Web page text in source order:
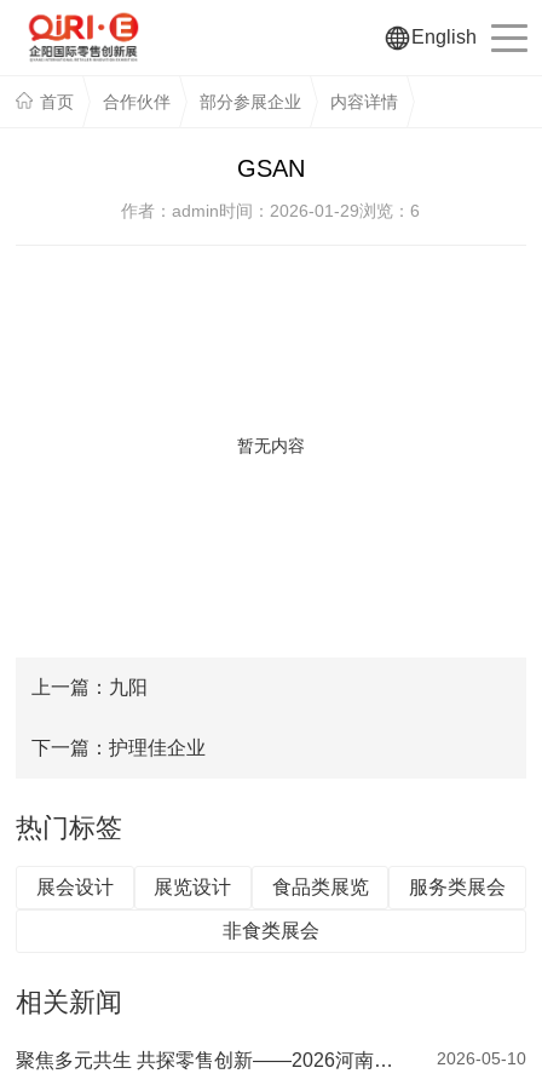
English
首页 合作伙伴 部分参展企业 内容详情
GSAN
作者：admin时间：2026-01-29浏览：6
暂无内容
上一篇：九阳
下一篇：护理佳企业
热门标签
展会设计 展览设计 食品类展览 服务类展会
非食类展会
相关新闻
聚焦多元共生 共探零售创新——2026河南零售创新大会暨第二届郑州自有品牌供应链大会圆满落幕 2026-05-10